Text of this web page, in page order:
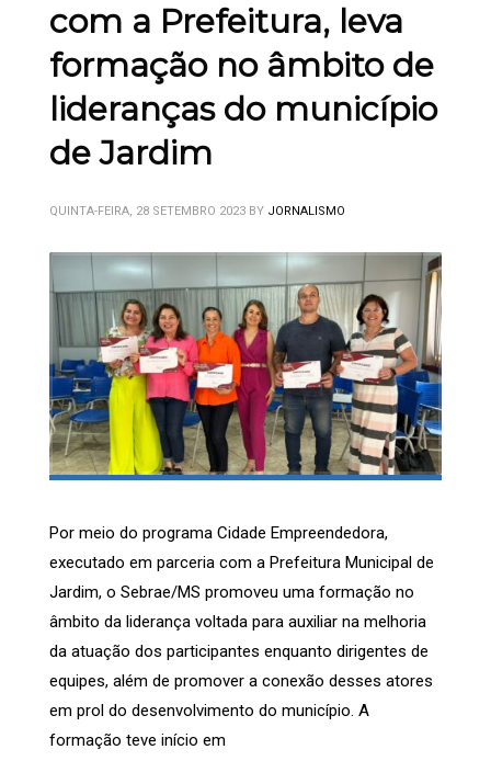
com a Prefeitura, leva
formação no âmbito de
lideranças do município
de Jardim
QUINTA-FEIRA, 28 SETEMBRO 2023 BY JORNALISMO
Por meio do programa Cidade Empreendedora,
executado em parceria com a Prefeitura Municipal de
Jardim, o Sebrae/MS promoveu uma formação no
âmbito da liderança voltada para auxiliar na melhoria
da atuação dos participantes enquanto dirigentes de
equipes, além de promover a conexão desses atores
em prol do desenvolvimento do município. A
formação teve início em